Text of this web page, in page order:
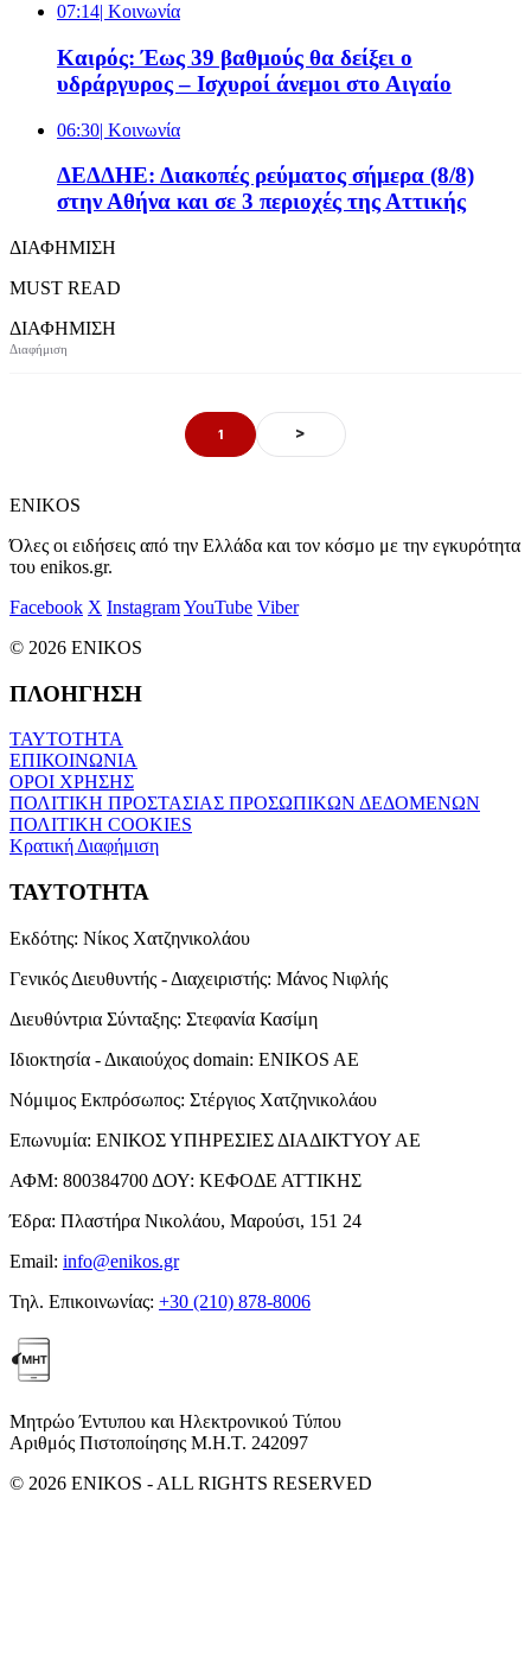
07:14| Κοινωνία
Καιρός: Έως 39 βαθμούς θα δείξει ο
υδράργυρος – Ισχυροί άνεμοι στο Αιγαίο
06:30| Κοινωνία
ΔΕΔΔΗΕ: Διακοπές ρεύματος σήμερα (8/8)
στην Αθήνα και σε 3 περιοχές της Αττικής
ΔΙΑΦΗΜΙΣΗ
MUST READ
ΔΙΑΦΗΜΙΣΗ
1 >
ENIKOS
Όλες οι ειδήσεις από την Ελλάδα και τον κόσμο με την εγκυρότητα
του enikos.gr.
Facebook X InstagramYouTube Viber
© 2026 ENIKOS
ΠΛΟΗΓΗΣΗ
ΤΑΥΤΟΤΗΤΑ
ΕΠΙΚΟΙΝΩΝΙΑ
ΟΡΟΙ ΧΡΗΣΗΣ
ΠΟΛΙΤΙΚΗ ΠΡΟΣΤΑΣΙΑΣ ΠΡΟΣΩΠΙΚΩΝ ΔΕΔΟΜΕΝΩΝ
ΠΟΛΙΤΙΚΗ COOKIES
Κρατική Διαφήμιση
ΤΑΥΤΟΤΗΤΑ
Εκδότης: Νίκος Χατζηνικολάου
Γενικός Διευθυντής - Διαχειριστής: Μάνος Νιφλής
Διευθύντρια Σύνταξης: Στεφανία Κασίμη
Ιδιοκτησία - Δικαιούχος domain: ENIKOS AE
Νόμιμος Εκπρόσωπος: Στέργιος Χατζηνικολάου
Επωνυμία: ΕΝΙΚΟΣ ΥΠΗΡΕΣΙΕΣ ΔΙΑΔΙΚΤΥΟΥ ΑΕ
ΑΦΜ: 800384700 ΔΟΥ: ΚΕΦΟΔΕ ΑΤΤΙΚΗΣ
Έδρα: Πλαστήρα Νικολάου, Μαρούσι, 151 24
Email: info@enikos.gr
Τηλ. Επικοινωνίας: +30 (210) 878-8006
Μητρώο Έντυπου και Ηλεκτρονικού Τύπου
Αριθμός Πιστοποίησης Μ.Η.Τ. 242097
© 2026 ENIKOS - ALL RIGHTS RESERVED